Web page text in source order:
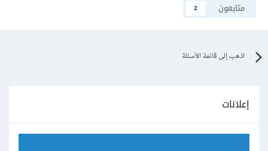
متابعون
2
اذهب إلى قائمة الأسئلة
إعلانات